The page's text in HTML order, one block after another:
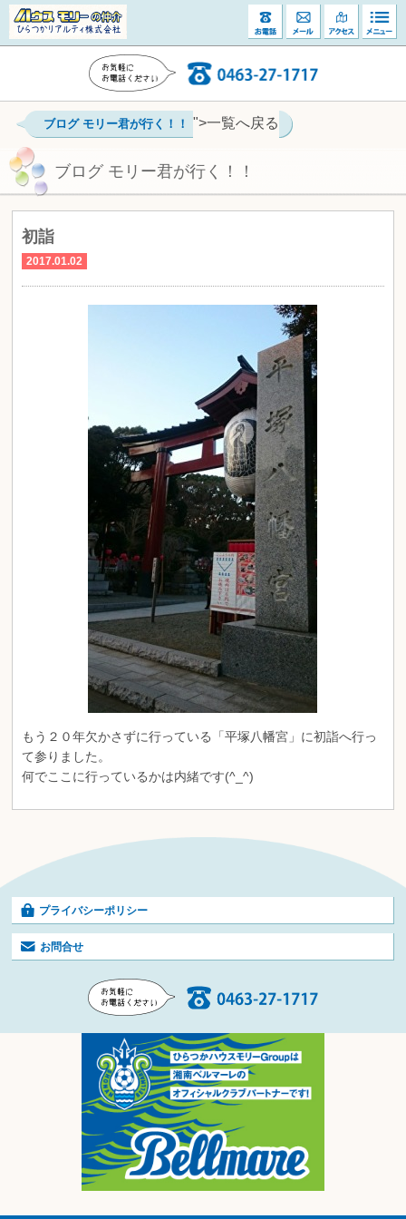
ブログ モリー君が行く！！ ">一覧へ戻る
ブログ モリー君が行く！！
初詣
2017.01.02
もう２０年欠かさずに行っている「平塚八幡宮」に初詣へ行っ
て参りました。
何でここに行っているかは内緒です(^_^)
プライバシーポリシー
お問合せ